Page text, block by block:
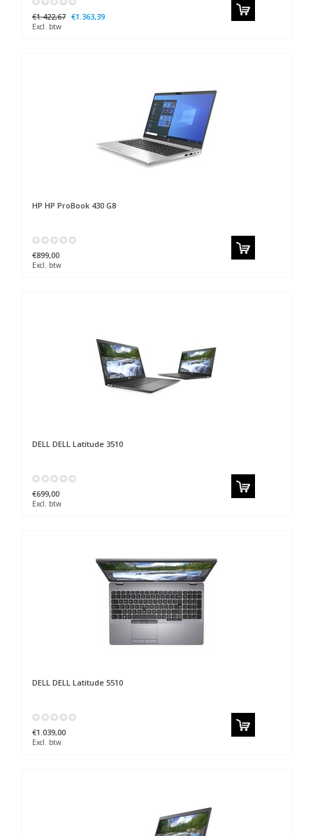
€1.422,67 €1.363,39
Excl. btw
HP HP ProBook 430 G8
€899,00
Excl. btw
DELL DELL Latitude 3510
€699,00
Excl. btw
DELL DELL Latitude 5510
€1.039,00
Excl. btw